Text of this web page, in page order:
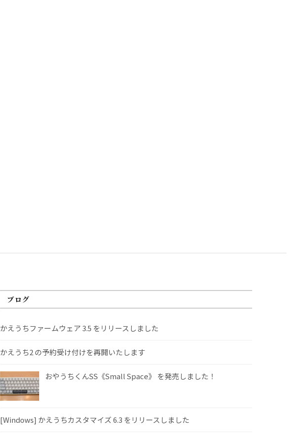
ブログ
かえうちファームウェア 3.5 をリリースしました
かえうち2 の予約受け付けを再開いたします
おやうちくんSS《Small Space》 を発売しました！
[Windows] かえうちカスタマイズ 6.3 をリリースしました